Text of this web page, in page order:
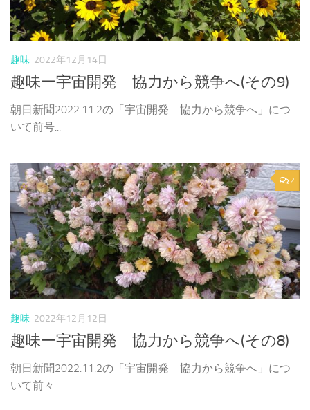
趣味 2022年12月14日
趣味ー宇宙開発 協力から競争へ(その9)
朝日新聞2022.11.2の「宇宙開発 協力から競争へ」につ
いて前号...
2
趣味 2022年12月12日
趣味ー宇宙開発 協力から競争へ(その8)
朝日新聞2022.11.2の「宇宙開発 協力から競争へ」につ
いて前々...